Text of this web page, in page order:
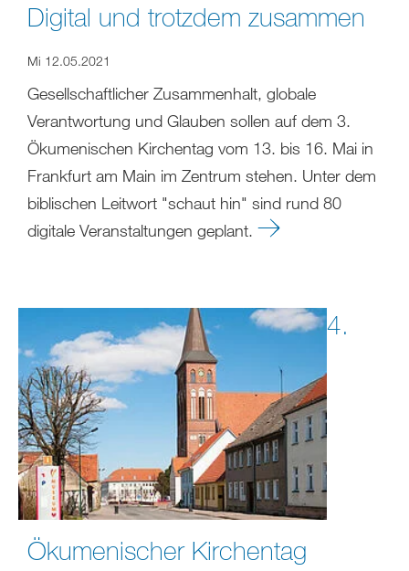
Digital und trotzdem zusammen
Mi 12.05.2021
Gesellschaftlicher Zusammenhalt, globale
Verantwortung und Glauben sollen auf dem 3.
Ökumenischen Kirchentag vom 13. bis 16. Mai in
Frankfurt am Main im Zentrum stehen. Unter dem
biblischen Leitwort "schaut hin" sind rund 80
digitale Veranstaltungen geplant.
4.
Ökumenischer Kirchentag